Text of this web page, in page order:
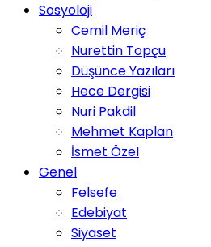
Sosyoloji
Cemil Meriç
Nurettin Topçu
Düşünce Yazıları
Hece Dergisi
Nuri Pakdil
Mehmet Kaplan
İsmet Özel
Genel
Felsefe
Edebiyat
Siyaset